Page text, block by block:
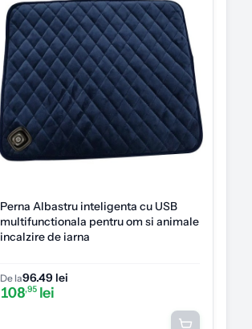
Perna Albastru inteligenta cu USB
multifunctionala pentru om si animale
incalzire de iarna
De la96.49 lei
108,95 lei